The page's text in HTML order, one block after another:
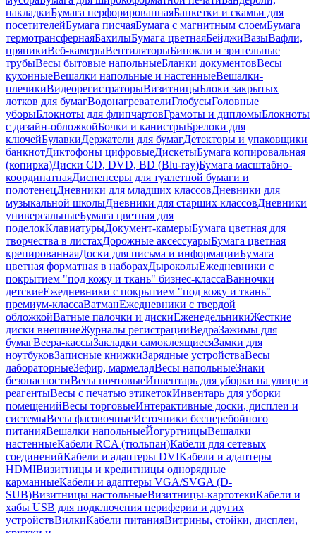
накладкиБумага перфорированнаяБанкетки и скамьи для
посетителейБумага писчаяБумага с магнитным слоемБумага
термотрансфернаяБахилыБумага цветнаяБейджиВазыВафли,
пряникиВеб-камерыВентиляторыБинокли и зрительные
трубыВесы бытовые напольныеБланки документовВесы
кухонныеВешалки напольные и настенныеВешалки-
плечикиВидеорегистраторыВизитницыБлоки закрытых
лотков для бумагВодонагревателиГлобусыГоловные
уборыБлокноты для флипчартовГрамоты и дипломыБлокноты
с дизайн-обложкойБочки и канистрыБрелоки для
ключейБулавкиДержатели для бумагДетекторы и упаковщики
банкнотДиктофоны цифровыеДискетыБумага копировальная
(копирка)Диски CD, DVD, BD (Blu-ray)Бумага масштабно-
координатнаяДиспенсеры для туалетной бумаги и
полотенецДневники для младших классовДневники для
музыкальной школыДневники для старших классовДневники
универсальныеБумага цветная для
поделокКлавиатурыДокумент-камерыБумага цветная для
творчества в листахДорожные аксессуарыБумага цветная
крепированнаяДоски для письма и информацииБумага
цветная форматная в наборахДыроколыЕжедневники с
покрытием "под кожу и ткань" бизнес-классаВанночки
детскиеЕжедневники с покрытием "под кожу и ткань"
премиум-классаВатманЕжедневники с твердой
обложкойВатные палочки и дискиЕженедельникиЖесткие
диски внешниеЖурналы регистрацииВедраЗажимы для
бумагВеера-кассыЗакладки самоклеящиесяЗамки для
ноутбуковЗаписные книжкиЗарядные устройстваВесы
лабораторныеЗефир, мармеладВесы напольныеЗнаки
безопасностиВесы почтовыеИнвентарь для уборки на улице и
реагентыВесы с печатью этикетокИнвентарь для уборки
помещенийВесы торговыеИнтерактивные доски, дисплеи и
системыВесы фасовочныеИсточники бесперебойного
питанияВешалки напольныеЙогуртницыВешалки
настенныеКабели RCA (тюльпан)Кабели для сетевых
соединенийКабели и адаптеры DVIКабели и адаптеры
HDMIВизитницы и кредитницы однорядные
карманныеКабели и адаптеры VGA/SVGA (D-
SUB)Визитницы настольныеВизитницы-картотекиКабели и
хабы USB для подключения периферии и других
устройствВилкиКабели питанияВитрины, стойки, дисплеи,